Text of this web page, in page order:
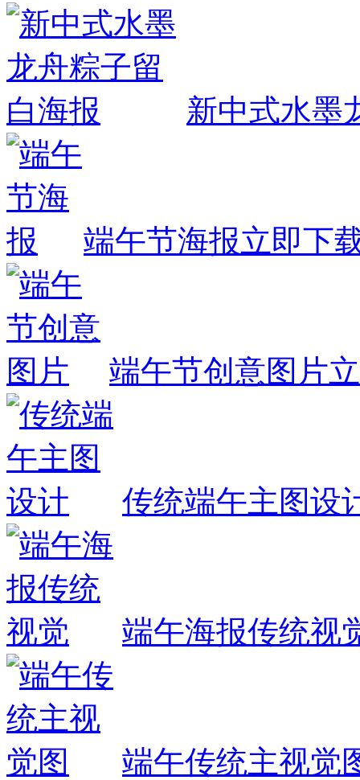
新中式水墨
端午节海报立即下
端午节创意图片
传统端午主图设
端午海报传统视
端午传统主视觉